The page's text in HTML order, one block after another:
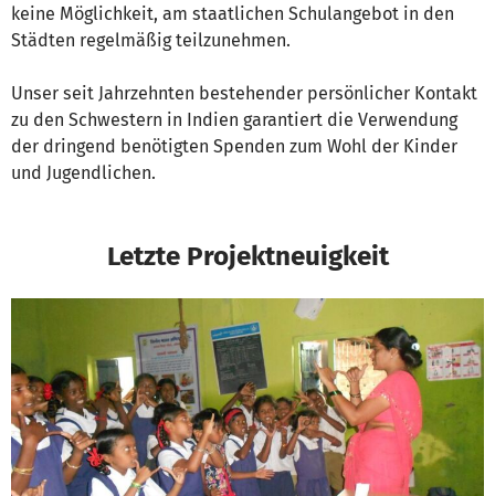
keine Möglichkeit, am staatlichen Schulangebot in den
Städten regelmäßig teilzunehmen.
Unser seit Jahrzehnten bestehender persönlicher Kontakt
zu den Schwestern in Indien garantiert die Verwendung
der dringend benötigten Spenden zum Wohl der Kinder
und Jugendlichen.
Letzte Projektneuigkeit